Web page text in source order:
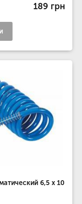
189 грн
6,5 x 10